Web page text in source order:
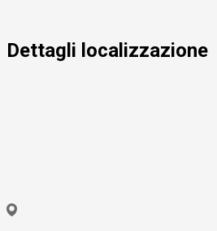
Dettagli localizzazione